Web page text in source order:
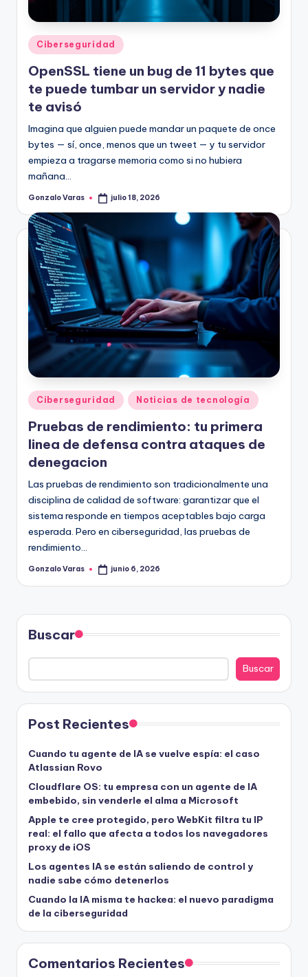
Publicado
en
Ciberseguridad
OpenSSL tiene un bug de 11 bytes que
te puede tumbar un servidor y nadie
te avisó
Imagina que alguien puede mandar un paquete de once
bytes — sí, once, menos que un tweet — y tu servidor
empieza a tragarse memoria como si no hubiera
mañana…
Publicado
Gonzalo Varas julio 18, 2026
Publicado
en
Ciberseguridad Noticias de tecnología
Pruebas de rendimiento: tu primera
linea de defensa contra ataques de
denegacion
Las pruebas de rendimiento son tradicionalmente una
disciplina de calidad de software: garantizar que el
sistema responde en tiempos aceptables bajo carga
esperada. Pero en ciberseguridad, las pruebas de
rendimiento…
Publicado
Gonzalo Varas junio 6, 2026
Buscar
Buscar
Post Recientes
Cuando tu agente de IA se vuelve espía: el caso
Atlassian Rovo
Cloudflare OS: tu empresa con un agente de IA
embebido, sin venderle el alma a Microsoft
Apple te cree protegido, pero WebKit filtra tu IP
real: el fallo que afecta a todos los navegadores
proxy de iOS
Los agentes IA se están saliendo de control y
nadie sabe cómo detenerlos
Cuando la IA misma te hackea: el nuevo paradigma
de la ciberseguridad
Comentarios Recientes